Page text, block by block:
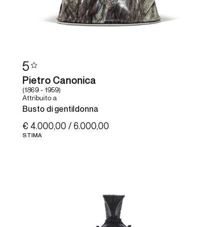
5
Pietro Canonica
(1869 - 1959)
Attribuito a
Busto di gentildonna
€ 4.000,00 / 6.000,00
STIMA